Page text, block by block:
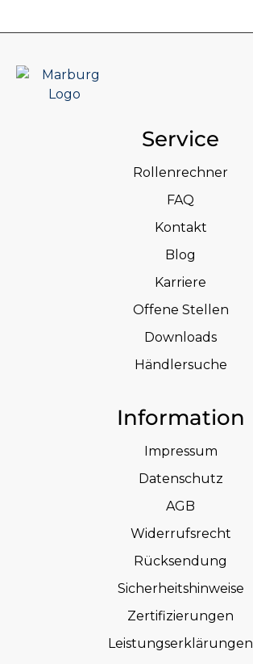
Service
Rollenrechner
FAQ
Kontakt
Blog
Karriere
Offene Stellen
Downloads
Händlersuche
Information
Impressum
Datenschutz
AGB
Widerrufsrecht
Rücksendung
Sicherheitshinweise
Zertifizierungen
Leistungserklärungen